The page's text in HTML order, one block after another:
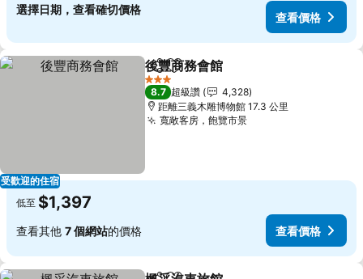
選擇日期，查看確切價格
查看價格
受歡迎的住宿
分享 加入我的最愛
後豐商務會館
3 星級
8.7 超級讚
4,328
距離三義木雕博物館 17.3 公里
寬敞客房，飽覽市景查看價格
低至 $1,397
查看其他 7 個網站的價格 查看價格